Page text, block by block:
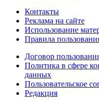
Контакты
Реклама на сайте
Использование
Правила
Договор
Политика в сфере
данных
Пользовательское
Редакция